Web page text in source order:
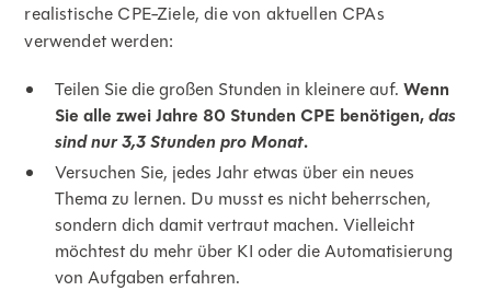
realistische CPE-Ziele, die von aktuellen CPAs
verwendet werden:
Teilen Sie die großen Stunden in kleinere auf.Wenn
Sie alle zwei Jahre 80 Stunden CPE benötigen,das
sind nur 3,3 Stunden pro Monat.
Versuchen Sie, jedes Jahr etwas über ein neues
Thema zu lernen. Du musst es nicht beherrschen,
sondern dich damit vertraut machen. Vielleicht
möchtest du mehr über KI oder die Automatisierung
von Aufgaben erfahren.